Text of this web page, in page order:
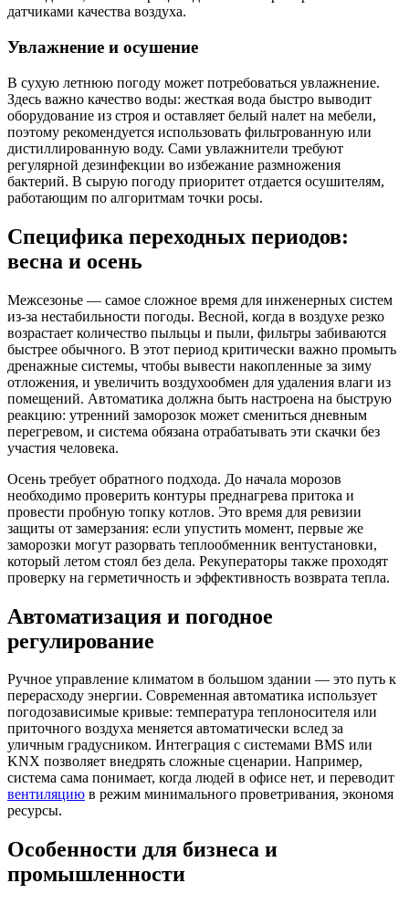
датчиками качества воздуха.
Увлажнение и осушение
В сухую летнюю погоду может потребоваться увлажнение.
Здесь важно качество воды: жесткая вода быстро выводит
оборудование из строя и оставляет белый налет на мебели,
поэтому рекомендуется использовать фильтрованную или
дистиллированную воду. Сами увлажнители требуют
регулярной дезинфекции во избежание размножения
бактерий. В сырую погоду приоритет отдается осушителям,
работающим по алгоритмам точки росы.
Специфика переходных периодов:
весна и осень
Межсезонье — самое сложное время для инженерных систем
из-за нестабильности погоды. Весной, когда в воздухе резко
возрастает количество пыльцы и пыли, фильтры забиваются
быстрее обычного. В этот период критически важно промыть
дренажные системы, чтобы вывести накопленные за зиму
отложения, и увеличить воздухообмен для удаления влаги из
помещений. Автоматика должна быть настроена на быструю
реакцию: утренний заморозок может смениться дневным
перегревом, и система обязана отрабатывать эти скачки без
участия человека.
Осень требует обратного подхода. До начала морозов
необходимо проверить контуры преднагрева притока и
провести пробную топку котлов. Это время для ревизии
защиты от замерзания: если упустить момент, первые же
заморозки могут разорвать теплообменник вентустановки,
который летом стоял без дела. Рекуператоры также проходят
проверку на герметичность и эффективность возврата тепла.
Автоматизация и погодное
регулирование
Ручное управление климатом в большом здании — это путь к
перерасходу энергии. Современная автоматика использует
погодозависимые кривые: температура теплоносителя или
приточного воздуха меняется автоматически вслед за
уличным градусником. Интеграция с системами BMS или
KNX позволяет внедрять сложные сценарии. Например,
система сама понимает, когда людей в офисе нет, и переводит
вентиляцию в режим минимального проветривания, экономя
ресурсы.
Особенности для бизнеса и
промышленности